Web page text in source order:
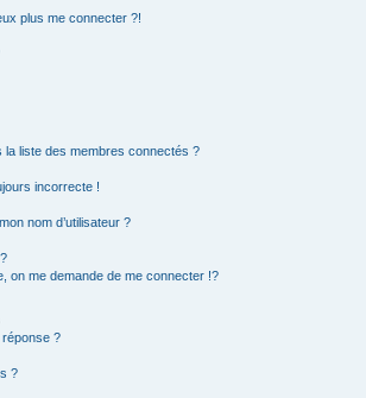
plus me connecter ?!
la liste des membres connectés ?
incorrecte !
nom d’utilisateur ?
on me demande de me connecter !?
?
?